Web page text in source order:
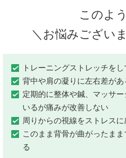
このよ
＼お悩みござい
トレーニングストレッチを
背中や肩の凝りに左右差があ
定期的に整体や鍼、マッサ
いるが痛みが改善しない
周りからの視線をストレスに
このまま背骨が曲がったま
る